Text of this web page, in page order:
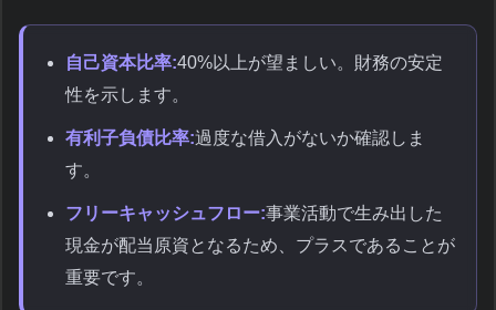
自己資本比率:40%以上が望ましい。財務の安定
性を示します。
有利子負債比率:過度な借入がないか確認しま
す。
フリーキャッシュフロー:事業活動で生み出した
現金が配当原資となるため、プラスであることが
重要です。